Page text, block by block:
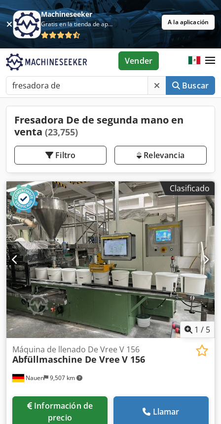
Machineseeker
Gratis en la tienda de aplicaciones A la aplicación
Buscar
Vender
Fresadora De de segunda mano en
venta (23,755)
Filtro Relevancia
Clasificado
1 / 5
Nauen 9,507 km
Máquina de llenado De Vree V 156
Abfüllmaschine De Vree V 156
Información de
precio
Llamar